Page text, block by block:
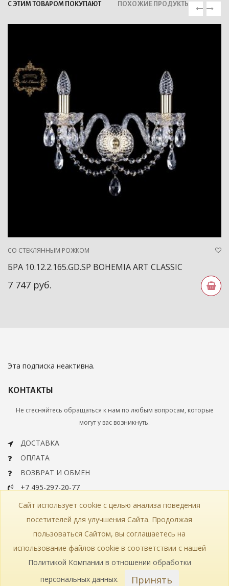
С ЭТИМ ТОВАРОМ ПОКУПАЮТ ПОХОЖИЕ ПРОДУКТЫ
СО СТЕКЛЯННЫМ РОЖКОМ
БРА 10.12.2.165.GD.SP BOHEMIA ART CLASSIC
7 747 руб.
Эта подписка неактивна.
КОНТАКТЫ
Не стесняйтесь обращаться к нам по любым вопросам, которые
могут у вас возникнуть.
ДОСТАВКА
ОПЛАТА
ВОЗВРАТ И ОБМЕН
+7 495-297-20-77
info@bohemiaartclassic.ru
СКАЧАТЬ КАТАЛОГ
КАТАЛОГ
ПОЛИТИКА КОНФИДЕНЦИАЛЬНОСТИ
СТАТЬИ
ПРОИЗВОДСТВО
© 2018—2026 Bohemia Art Classic
Сайт использует cookie с целью анализа поведения
посетителей для улучшения Сайта. Продолжая
пользоваться Сайтом, вы соглашаетесь на
использование файлов cookie в соответствии с нашей
Политикой Компании в отношении обработки
персональных данных. Принять